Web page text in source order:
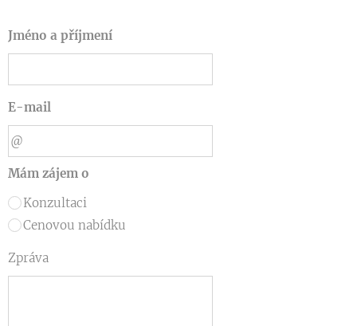
Jméno a příjmení
E-mail
Mám zájem o
Konzultaci
Cenovou nabídku
Zpráva